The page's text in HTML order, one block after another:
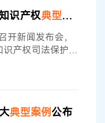
，连续第8年发
典型案例。 白皮书
识产权典型案例
新闻发布会，
产权司法保护状
法保护状况及厦
审判“三合一”工
典型案例公布